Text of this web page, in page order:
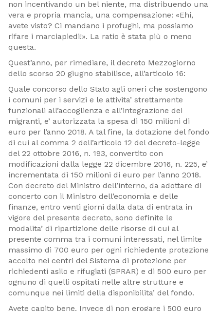
non incentivando un bel niente, ma distribuendo una
vera e propria mancia, una compensazione: «Ehi,
avete visto? Ci mandano i profughi, ma possiamo
rifare i marciapiedi!». La ratio è stata più o meno
questa.
Quest’anno, per rimediare, il decreto Mezzogiorno
dello scorso 20 giugno stabilisce, all’articolo 16:
Quale concorso dello Stato agli oneri che sostengono
i comuni per i servizi e le attivita’ strettamente
funzionali all’accoglienza e all’integrazione dei
migranti, e’ autorizzata la spesa di 150 milioni di
euro per l’anno 2018. A tal fine, la dotazione del fondo
di cui al comma 2 dell’articolo 12 del decreto-legge
del 22 ottobre 2016, n. 193, convertito con
modificazioni dalla legge 22 dicembre 2016, n. 225, e’
incrementata di 150 milioni di euro per l’anno 2018.
Con decreto del Ministro dell’interno, da adottare di
concerto con il Ministro dell’economia e delle
finanze, entro venti giorni dalla data di entrata in
vigore del presente decreto, sono definite le
modalita’ di ripartizione delle risorse di cui al
presente comma tra i comuni interessati, nel limite
massimo di 700 euro per ogni richiedente protezione
accolto nei centri del Sistema di protezione per
richiedenti asilo e rifugiati (SPRAR) e di 500 euro per
ognuno di quelli ospitati nelle altre strutture e
comunque nei limiti della disponibilita’ del fondo.
Avete capito bene. Invece di non erogare i 500 euro